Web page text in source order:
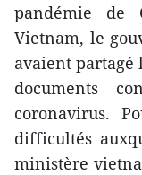
pandémie de
Vietnam, le
avaient partagé
documents
coronavirus.
difficultés
ministère